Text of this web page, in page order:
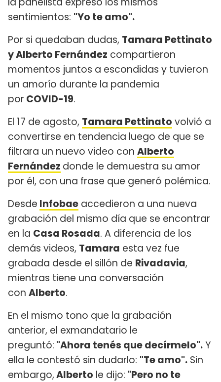
sentimientos: "Yo te amo".
Por si quedaban dudas, Tamara Pettinato
y Alberto Fernández compartieron
momentos juntos a escondidas y tuvieron
un amorío durante la pandemia
por COVID-19.
El 17 de agosto, Tamara Pettinato volvió a
convertirse en tendencia luego de que se
filtrara un nuevo video con Alberto
Fernández donde le demuestra su amor
por él, con una frase que generó polémica.
Desde Infobae accedieron a una nueva
grabación del mismo día que se encontrar
en la Casa Rosada. A diferencia de los
demás videos, Tamara esta vez fue
grabada desde el sillón de Rivadavia,
mientras tiene una conversación
con Alberto.
En el mismo tono que la grabación
anterior, el exmandatario le
preguntó: "Ahora tenés que decírmelo".Y
ella le contestó sin dudarlo: "Te amo". Sin
embargo,Alberto le dijo: "Pero no te